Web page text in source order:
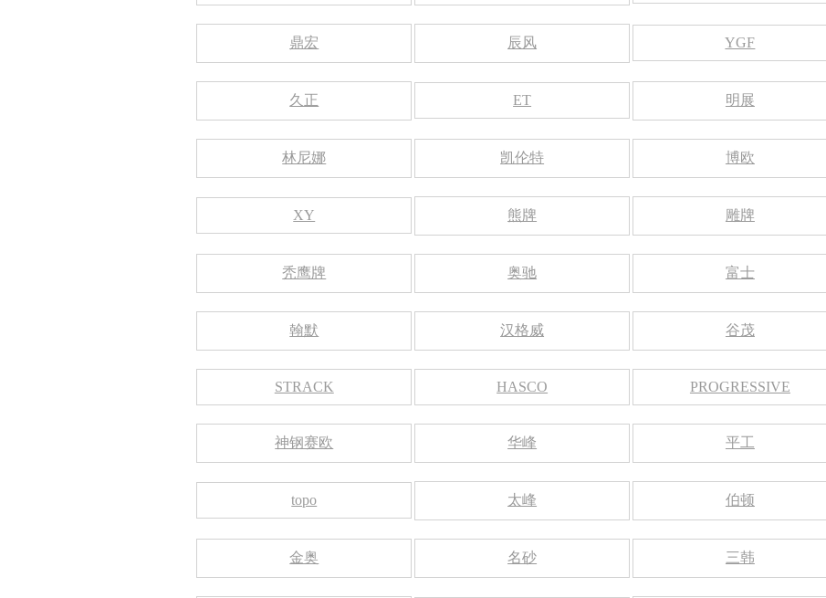
鼎宏 辰风 YGF
久正 ET 明展
林尼娜 凯伦特 博欧
XY 熊牌 雕牌
秃鹰牌 奥驰 富士
翰默 汉格威 谷茂
STRACK HASCO PROGRESSIVE
神钢赛欧 华峰 平工
topo 太峰 伯顿
金奥 名砂 三韩